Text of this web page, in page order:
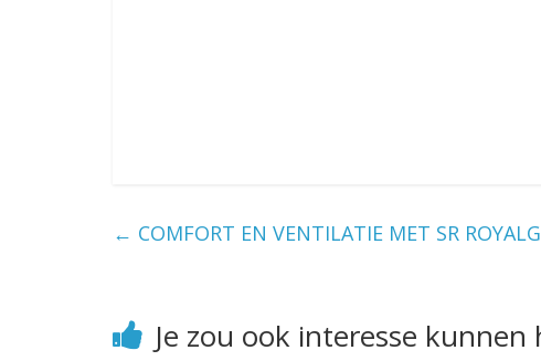
← COMFORT EN VENTILATIE MET SR
Je zou ook interesse kunnen